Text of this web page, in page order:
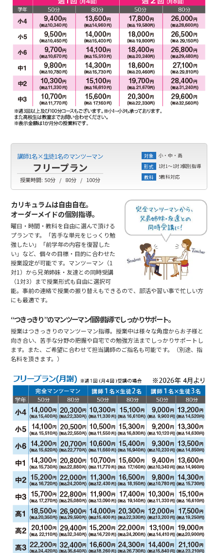
講師1名×生徒1名のマンツーマン
フリープラン
授業時間: 50分 80分 100分
対象
小・中・高
形式
1対1～1対3個別指導
教科
5教科対応
カリキュラムは自由自在。
オーダーメイドの個別指導。
曜日・時間・教科を自由に選んで頂ける
プランです。「苦手な単元をじっくり勉
強したい」「前学年の内容を復習した
い」など、個々の目標・目的に合わせた
授業設定が可能です。マンツーマン（1
対1）から兄弟姉妹・友達との同時受講
（1対3）まで授業形式も自由に選択可
能。事前の連絡で授業の振り替えもできるので、部活や習い事で忙しい方
にも最適です。
“つきっきり”のマンツーマン個別指導でしっかりサポート。
授業はつきっきりのマンツーマン指導。授業中は様々な角度からお子様と
向き合い、苦手な分野の把握や自宅での勉強方法までしっかりサポートし
ます。また、ご希望に合わせて担当講師のご指名も可能です。（別途、指
名料を頂きます。）